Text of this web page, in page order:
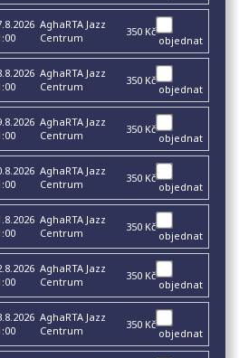
AghaRTA Jazz
Centrum
350 Kč
objednat
AghaRTA Jazz
Centrum
350 Kč
objednat
AghaRTA Jazz
Centrum
350 Kč
objednat
AghaRTA Jazz
Centrum
350 Kč
objednat
AghaRTA Jazz
Centrum
350 Kč
objednat
AghaRTA Jazz
Centrum
350 Kč
objednat
AghaRTA Jazz
Centrum
350 Kč
objednat